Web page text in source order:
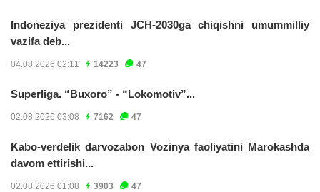
Indoneziya prezidenti JCH-2030ga chiqishni umummilliy
vazifa deb...
04.08.2026 02:11 14223 47
Superliga. “Buxoro” - “Lokomotiv”...
02.08.2026 03:08 7162 47
Kabo-verdelik darvozabon Vozinya faoliyatini Marokashda
davom ettirishi...
02.08.2026 01:08 3903 47